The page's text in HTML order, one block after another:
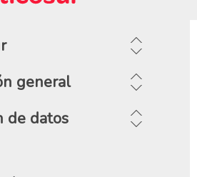
general
de datos